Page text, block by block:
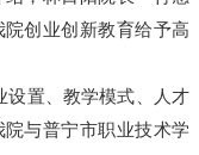
创业创新教育给予高
设置、教学模式、人才
与普宁市职业技术学